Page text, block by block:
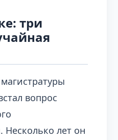
три
вопрос
Несколько лет он